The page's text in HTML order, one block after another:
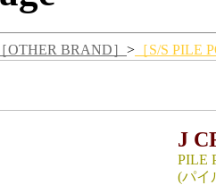
［OTHER BRAND］ > ［S/S PILE
J
PILE
(パイ